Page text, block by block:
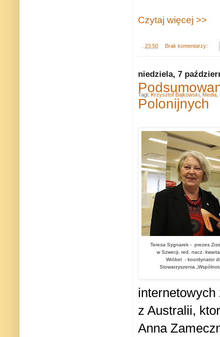
Czytaj więcej >>
23:50 Brak komentarzy:
niedziela, 7
Polonijnych
Teresa Sygnarek - prezes
w Szwecji, red. nacz.
Wróbel - koordynator
Stowarzyszenia
z Australii,
Anna
Tagi: Krzysztof Bajkowski, Media,